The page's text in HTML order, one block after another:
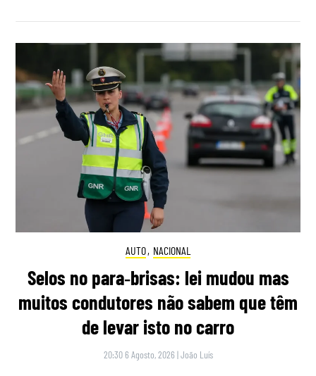
AUTO, NACIONAL
Selos no para‑brisas: lei mudou mas
muitos condutores não sabem que têm
de levar isto no carro
20:30 6 Agosto, 2026 |João Luís